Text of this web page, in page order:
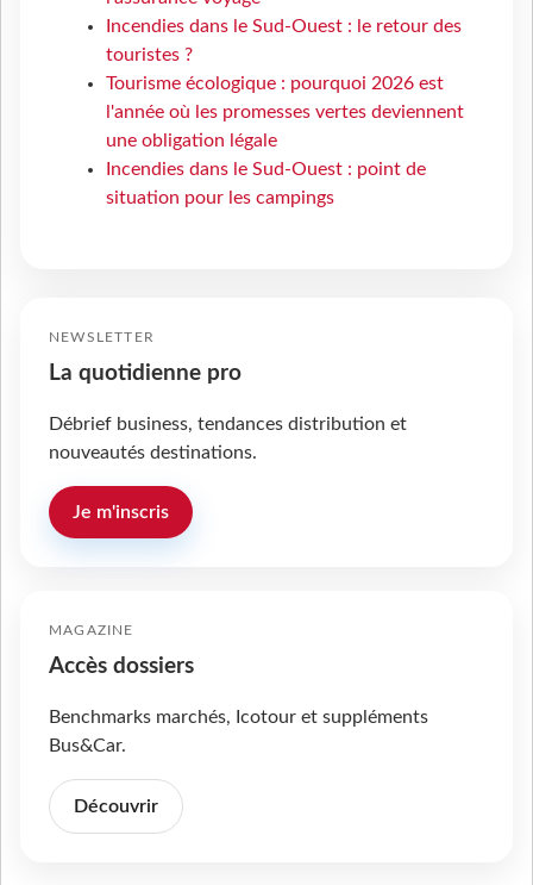
Incendies dans le Sud-Ouest : le retour des
touristes ?
Tourisme écologique : pourquoi 2026 est
l'année où les promesses vertes deviennent
une obligation légale
Incendies dans le Sud-Ouest : point de
situation pour les campings
NEWSLETTER
La quotidienne pro
Débrief business, tendances distribution et
nouveautés destinations.
Je m'inscris
MAGAZINE
Accès dossiers
Benchmarks marchés, Icotour et suppléments
Bus&Car.
Découvrir